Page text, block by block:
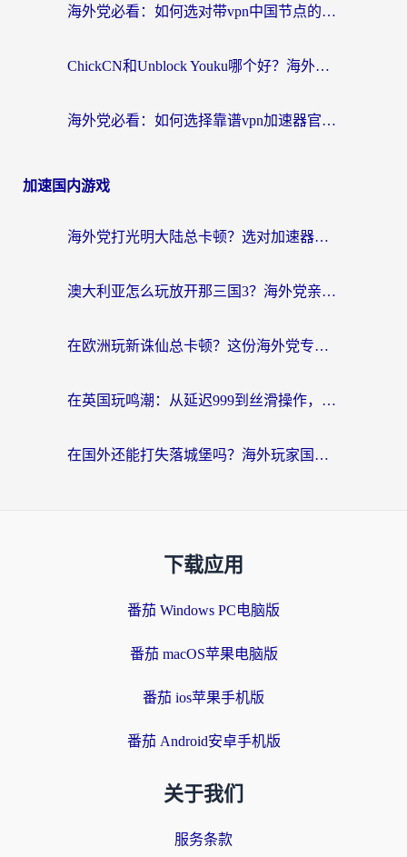
海外党必看：如何选对带vpn中国节点的加速器？无缝访问国内资源全攻略
ChickCN和Unblock Youku哪个好？海外党亲测4款热门回国加速器，附避坑指南
海外党必看：如何选择靠谱vpn加速器官网？轻松解决国内APP地区限制
加速国内游戏
海外党打光明大陆总卡顿？选对加速器才是关键！（附亲测好用的推荐）
澳大利亚怎么玩放开那三国3？海外党亲测有效的国服游戏加速指南
在欧洲玩新诛仙总卡顿？这份海外党专属加速器指南帮你解决延迟难题
在英国玩鸣潮：从延迟999到丝滑操作，我是怎么做到的？
在国外还能打失落城堡吗？海外玩家国服游戏加速终极指南（附北美玩online加速器下载技巧）
下载应用
番茄 Windows PC电脑版
番茄 macOS苹果电脑版
番茄 ios苹果手机版
番茄 Android安卓手机版
关于我们
服务条款